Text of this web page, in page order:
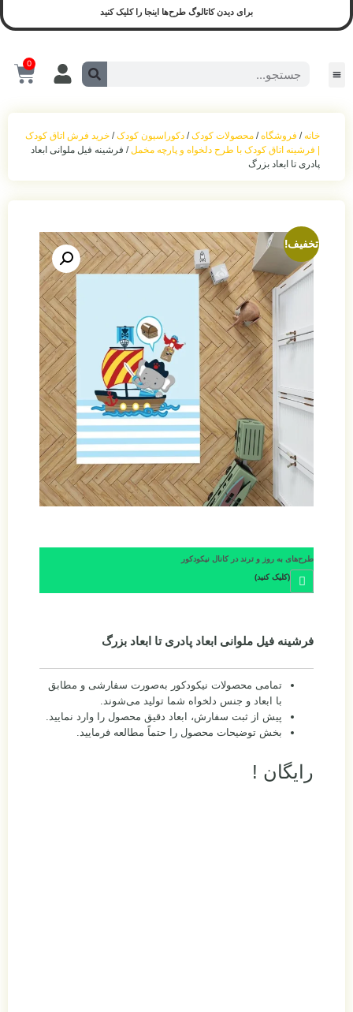
برای دیدن کاتالوگ طرح‌ها اینجا را کلیک کنید
0
خانه/ فروشگاه/ محصولات کودک/ دکوراسیون کودک/ خرید فرش اتاق کودک
| فرشینه اتاق کودک با طرح دلخواه و پارچه مخمل/ فرشینه فیل ملوانی ابعاد
پادری تا ابعاد بزرگ
تخفیف!
طرح‌های به روز و ترند در کانال نیکودکور
(کلیک کنید)
فرشینه فیل ملوانی ابعاد پادری تا ابعاد بزرگ
تمامی محصولات نیکودکور به‌صورت سفارشی و مطابق
با ابعاد و جنس دلخواه شما تولید می‌شوند.
پیش از ثبت سفارش، ابعاد دقیق محصول را وارد نمایید.
بخش توضیحات محصول را حتماً مطالعه فرمایید.
رایگان !